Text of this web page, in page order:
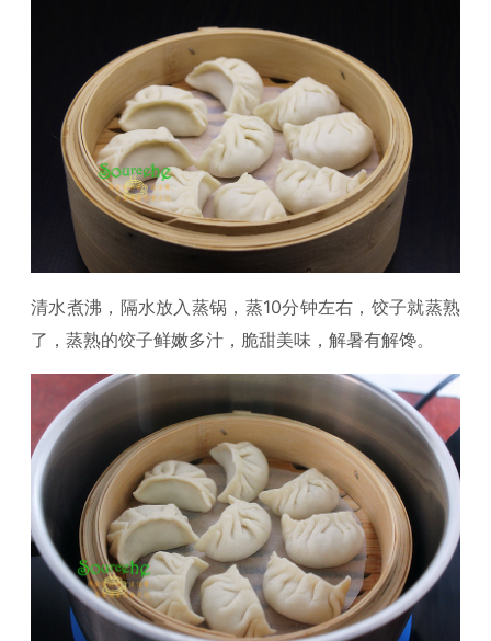
清水煮沸，隔水放入蒸锅，蒸10分钟左右，饺子就蒸熟
了，蒸熟的饺子鲜嫩多汁，脆甜美味，解暑有解馋。